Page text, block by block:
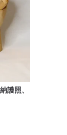
護照、